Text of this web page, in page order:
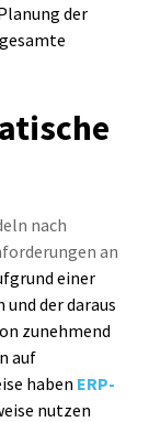
der
nach
an
einer
der daraus
zunehmend
auf
haben ERP-
nutzen